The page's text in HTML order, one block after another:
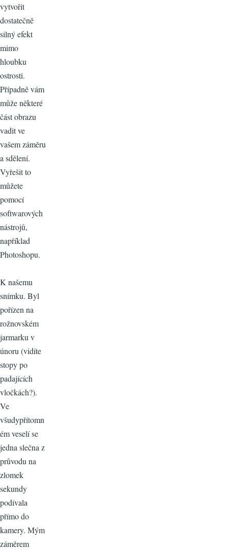
vytvořit
dostatečně
silný efekt
mimo
hloubku
ostrosti.
Případně vám
může některé
část obrazu
vadit ve
vašem záměru
a sdělení.
Vyřešit to
můžete
pomocí
softwarových
nástrojů,
například
Photoshopu.
K našemu
snímku. Byl
pořízen na
rožnovském
jarmarku v
únoru (vidíte
stopy po
padajících
vločkách?).
Ve
všudypřítomn
ém veselí se
jedna slečna z
průvodu na
zlomek
sekundy
podívala
přímo do
kamery. Mým
záměrem